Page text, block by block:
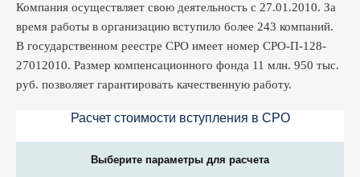
Компания осуществляет свою деятельность с 27.01.2010. За
время работы в организацию вступило более 243 компаний.
В государственном реестре СРО имеет номер СРО-П-128-
27012010. Размер компенсационного фонда 11 млн. 950 тыс.
руб. позволяет гарантировать качественную работу.
Расчет стоимости вступления в CPO
Выберите параметры для расчета